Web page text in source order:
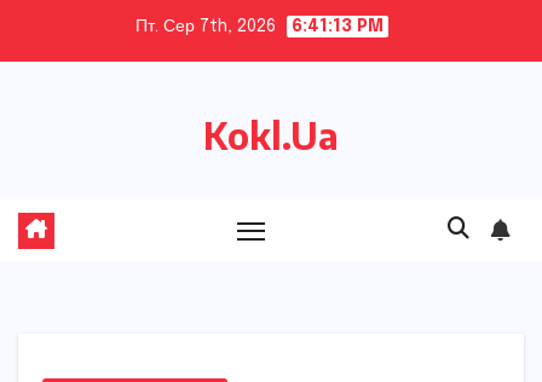
Пт. Сер 7th, 2026 6:41:14 PM
Kokl.Ua